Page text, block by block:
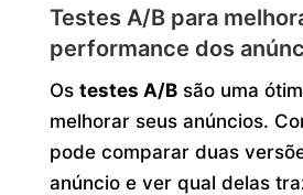
Testes A/B para
performance dos
Os testes A/Bsão uma
melhorar seus anúncios.
pode comparar duas
anúncio e ver qual delas